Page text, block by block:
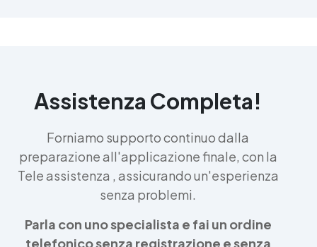
Assistenza Completa!
Forniamo supporto continuo dalla
preparazione all'applicazione finale, con la
Tele assistenza , assicurando un'esperienza
senza problemi.
Parla con uno specialista e fai un ordine
telefonico senza registrazione e senza